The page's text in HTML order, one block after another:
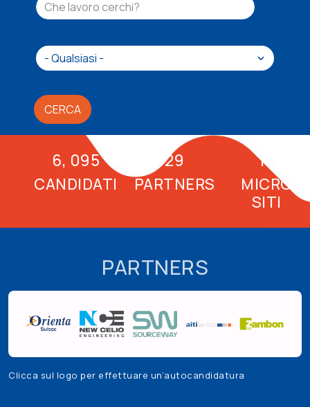
CERCA
6, 095
CANDIDATI
29
PARTNERS
15
MICRO
SITI
PARTNERS
Clicca sul logo per effettuare un’autocandidatura